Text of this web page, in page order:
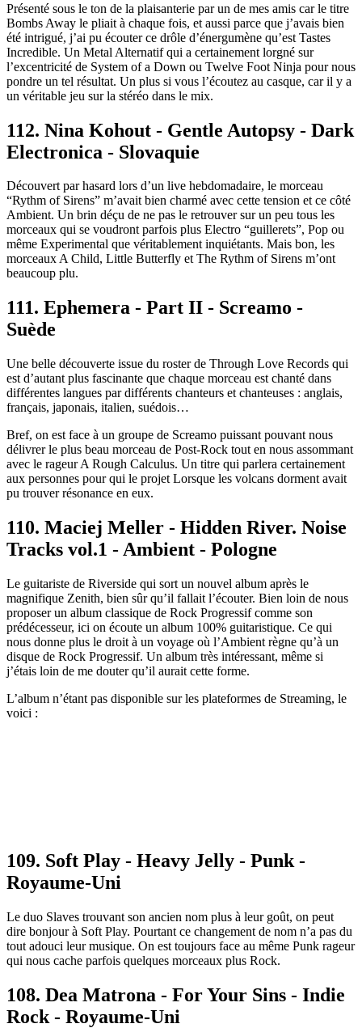
Présenté sous le ton de la plaisanterie par un de mes amis car le titre
Bombs Away le pliait à chaque fois, et aussi parce que j’avais bien
été intrigué, j’ai pu écouter ce drôle d’énergumène qu’est Tastes
Incredible. Un Metal Alternatif qui a certainement lorgné sur
l’excentricité de System of a Down ou Twelve Foot Ninja pour nous
pondre un tel résultat. Un plus si vous l’écoutez au casque, car il y a
un véritable jeu sur la stéréo dans le mix.
112. Nina Kohout - Gentle Autopsy - Dark
Electronica - Slovaquie
Découvert par hasard lors d’un live hebdomadaire, le morceau
“Rythm of Sirens” m’avait bien charmé avec cette tension et ce côté
Ambient. Un brin déçu de ne pas le retrouver sur un peu tous les
morceaux qui se voudront parfois plus Electro “guillerets”, Pop ou
même Experimental que véritablement inquiétants. Mais bon, les
morceaux A Child, Little Butterfly et The Rythm of Sirens m’ont
beaucoup plu.
111. Ephemera - Part II - Screamo -
Suède
Une belle découverte issue du roster de Through Love Records qui
est d’autant plus fascinante que chaque morceau est chanté dans
différentes langues par différents chanteurs et chanteuses : anglais,
français, japonais, italien, suédois…
Bref, on est face à un groupe de Screamo puissant pouvant nous
délivrer le plus beau morceau de Post-Rock tout en nous assommant
avec le rageur A Rough Calculus. Un titre qui parlera certainement
aux personnes pour qui le projet Lorsque les volcans dorment avait
pu trouver résonance en eux.
110. Maciej Meller - Hidden River. Noise
Tracks vol​.​1 - Ambient - Pologne
Le guitariste de Riverside qui sort un nouvel album après le
magnifique Zenith, bien sûr qu’il fallait l’écouter. Bien loin de nous
proposer un album classique de Rock Progressif comme son
prédécesseur, ici on écoute un album 100% guitaristique. Ce qui
nous donne plus le droit à un voyage où l’Ambient règne qu’à un
disque de Rock Progressif. Un album très intéressant, même si
j’étais loin de me douter qu’il aurait cette forme.
L’album n’étant pas disponible sur les plateformes de Streaming, le
voici :
109. Soft Play - Heavy Jelly - Punk -
Royaume-Uni
Le duo Slaves trouvant son ancien nom plus à leur goût, on peut
dire bonjour à Soft Play. Pourtant ce changement de nom n’a pas du
tout adouci leur musique. On est toujours face au même Punk rageur
qui nous cache parfois quelques morceaux plus Rock.
108. Dea Matrona - For Your Sins - Indie
Rock - Royaume-Uni